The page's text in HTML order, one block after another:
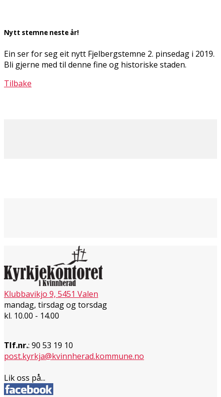
Nytt stemne neste år!
Ein ser for seg eit nytt Fjelbergstemne 2. pinsedag i 2019.
Bli gjerne med til denne fine og historiske staden.
Tilbake
Klubbavikjo 9, 5451 Valen
mandag, tirsdag og torsdag
kl. 10.00 - 14.00
Tlf.nr.: 90 53 19 10
post.kyrkja@kvinnherad.kommune.no
Lik oss på...